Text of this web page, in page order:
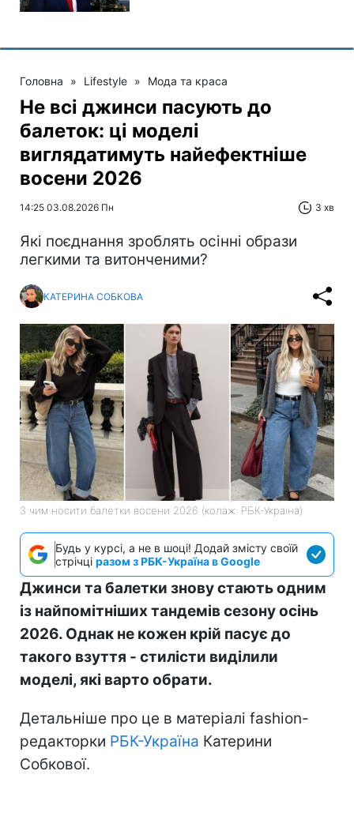
Головна » Lifestyle » Мода та краса
Не всі джинси пасують до
балеток: ці моделі
виглядатимуть найефектніше
восени 2026
14:25 03.08.2026 Пн 3 хв
Які поєднання зроблять осінні образи
легкими та витонченими?
КАТЕРИНА СОБКОВА
З чим носити балетки восени 2026 (колаж: РБК-Україна)
Будь у курсі, а не в шоці! Додай змісту своїй
стрічці разом з РБК-Україна в Google
Джинси та балетки знову стають одним
із найпомітніших тандемів сезону осінь
2026. Однак не кожен крій пасує до
такого взуття - стилісти виділили
моделі, які варто обрати.
Детальніше про це в матеріалі fashion-
редакторки РБК-Україна Катерини
Собкової.